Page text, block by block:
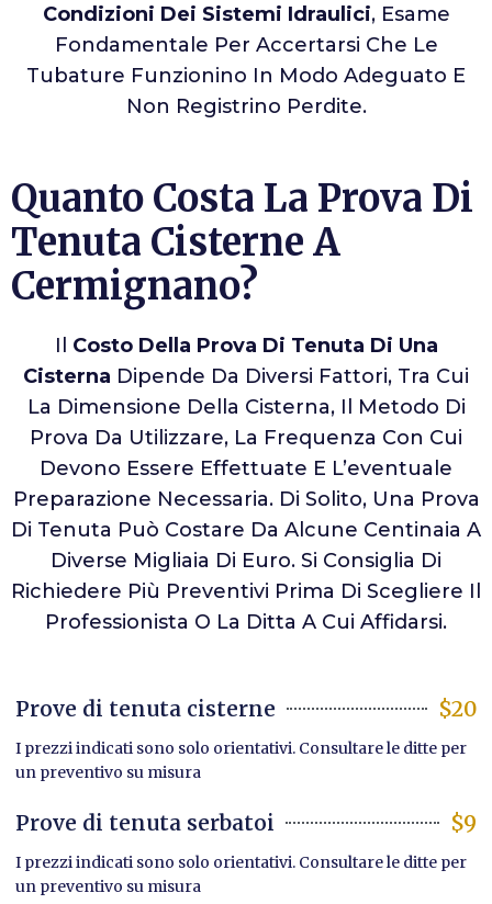
Condizioni Dei Sistemi Idraulici, Esame
Fondamentale Per Accertarsi Che Le
Tubature Funzionino In Modo Adeguato E
Non Registrino Perdite.
Quanto Costa La Prova Di
Tenuta Cisterne A
Cermignano?
Il Costo Della Prova Di Tenuta Di Una
Cisterna Dipende Da Diversi Fattori, Tra Cui
La Dimensione Della Cisterna, Il Metodo Di
Prova Da Utilizzare, La Frequenza Con Cui
Devono Essere Effettuate E L’eventuale
Preparazione Necessaria. Di Solito, Una Prova
Di Tenuta Può Costare Da Alcune Centinaia A
Diverse Migliaia Di Euro. Si Consiglia Di
Richiedere Più Preventivi Prima Di Scegliere Il
Professionista O La Ditta A Cui Affidarsi.
Prove di tenuta cisterne $20
I prezzi indicati sono solo orientativi. Consultare le ditte per
un preventivo su misura
Prove di tenuta serbatoi $9
I prezzi indicati sono solo orientativi. Consultare le ditte per
un preventivo su misura